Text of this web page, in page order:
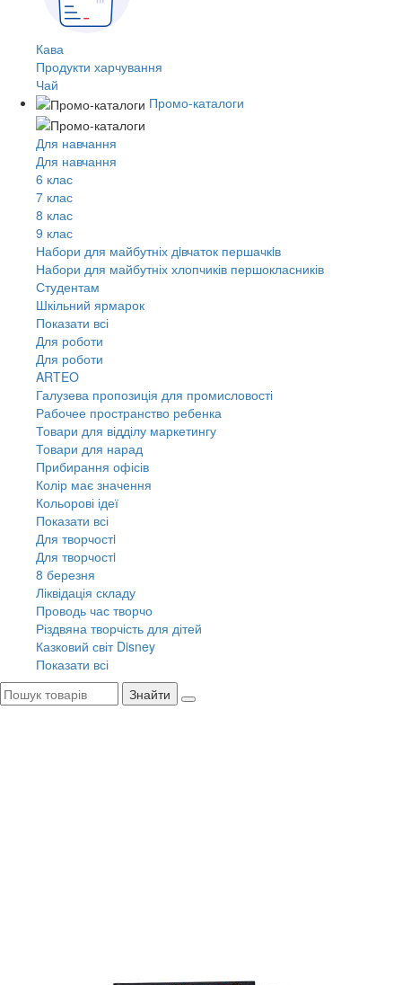
Кава
Продукти харчування
Чай
Промо-каталоги
Для навчання
Для навчання
6 клас
7 клас
8 клас
9 клас
Набори для майбутніх дiвчаток першачкiв
Набори для майбутніх хлопчиків першокласників
Студентам
Шкільний ярмарок
Показати всі
Для роботи
Для роботи
ARTEO
Галузева пропозиція для промисловості
Рабочее пространство ребенка
Товари для відділу маркетингу
Товари для нарад
Прибирання офісів
Колір має значення
Кольорові ідеї
Показати всі
Для творчостi
Для творчостi
8 березня
Ліквідація складу
Проводь час творчо
Різдвяна творчість для дітей
Казковий світ Disney
Показати всі
Знайти